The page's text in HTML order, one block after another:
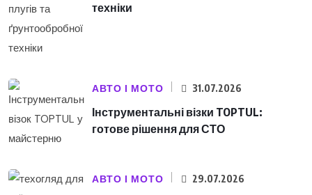
техніки
АВТО І МОТО 31.07.2026
Інструментальні візки TOPTUL:
готове рішення для СТО
АВТО І МОТО 29.07.2026